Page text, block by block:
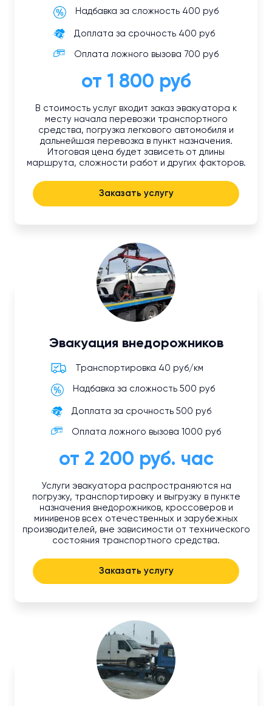
Надбавка за сложность 400 руб
Доплата за срочность 400 руб
Оплата ложного вызова 700 руб
от 1 800 руб
В стоимость услуг входит заказ эвакуатора к
месту начала перевозки транспортного
средства, погрузка легкового автомобиля и
дальнейшая перевозка в пункт назначения.
Итоговая цена будет зависеть от длины
маршрута, сложности работ и других факторов.
Заказать услугу
Эвакуация внедорожников
Транспортировка 40 руб/км
Надбавка за сложность 500 руб
Доплата за срочность 500 руб
Оплата ложного вызова 1000 руб
от 2 200 руб. час
Услуги эвакуатора распространяются на
погрузку, транспортировку и выгрузку в пункте
назначения внедорожников, кроссоверов и
минивенов всех отечественных и зарубежных
производителей, вне зависимости от технического
состояния транспортного средства.
Заказать услугу